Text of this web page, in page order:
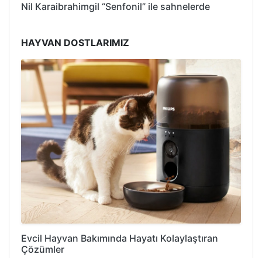
Nil Karaibrahimgil “Senfonil” ile sahnelerde
HAYVAN DOSTLARIMIZ
Evcil Hayvan Bakımında Hayatı Kolaylaştıran
Çözümler